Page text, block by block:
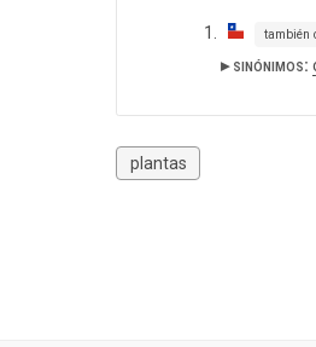
también
▸ sinónimos:
plantas